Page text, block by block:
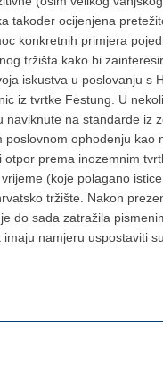
takoder ocijenjena
konkretnih primjera
tržišta kako bi
iskustva u poslovanju s
iz tvrtke Festung. U
naviknute na standarde iz
poslovnom ophodenju
prema inozemnim
(koje polagano
tržište. Nakon
do sada zatražila
namjeru uspostaviti